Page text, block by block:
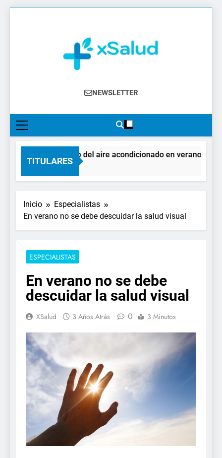
XSalud
Noticias Del Sector Salud. Congresos Y
Farmacéutica, Atención Primaria,
Especialistas, Farmacia, Etc…
NEWSLETTER
TITULARES
El impacto del aire acondicionado en verano:
1 Día Atrás
Inicio
Especialistas
En verano no se debe descuidar la salud visual
ESPECIALISTAS
En verano no se debe
descuidar la salud visual
XSalud 3 Años Atrás 0 3 Minutos